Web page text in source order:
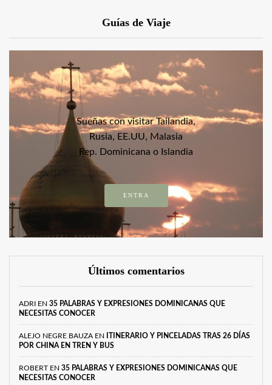
Guías de Viaje
Sueñas con visitar Tailandia,
Rusia, EE.UU, Malasia
Rep. Dominicana o Islandia
ENTRA
Últimos comentarios
ADRI EN 35 PALABRAS Y EXPRESIONES DOMINICANAS QUE
NECESITAS CONOCER
ALEJO NEGRE BAUZA EN
ITINERARIO Y PINCELADAS TRAS 26 DÍAS
POR CHINA EN TREN Y BUS
ROBERT EN 35 PALABRAS Y EXPRESIONES DOMINICANAS QUE
NECESITAS CONOCER